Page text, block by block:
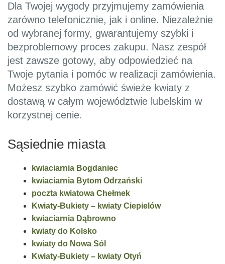
Dla Twojej wygody przyjmujemy zamówienia
zarówno telefonicznie, jak i online. Niezależnie
od wybranej formy, gwarantujemy szybki i
bezproblemowy proces zakupu. Nasz zespół
jest zawsze gotowy, aby odpowiedzieć na
Twoje pytania i pomóc w realizacji zamówienia.
Możesz szybko zamówić świeże kwiaty z
dostawą w całym województwie lubelskim w
korzystnej cenie.
Sąsiednie miasta
kwiaciarnia Bogdaniec
kwiaciarnia Bytom Odrzański
poczta kwiatowa Chełmek
Kwiaty-Bukiety – kwiaty Ciepielów
kwiaciarnia Dąbrowno
kwiaty do Kolsko
kwiaty do Nowa Sól
Kwiaty-Bukiety – kwiaty Otyń